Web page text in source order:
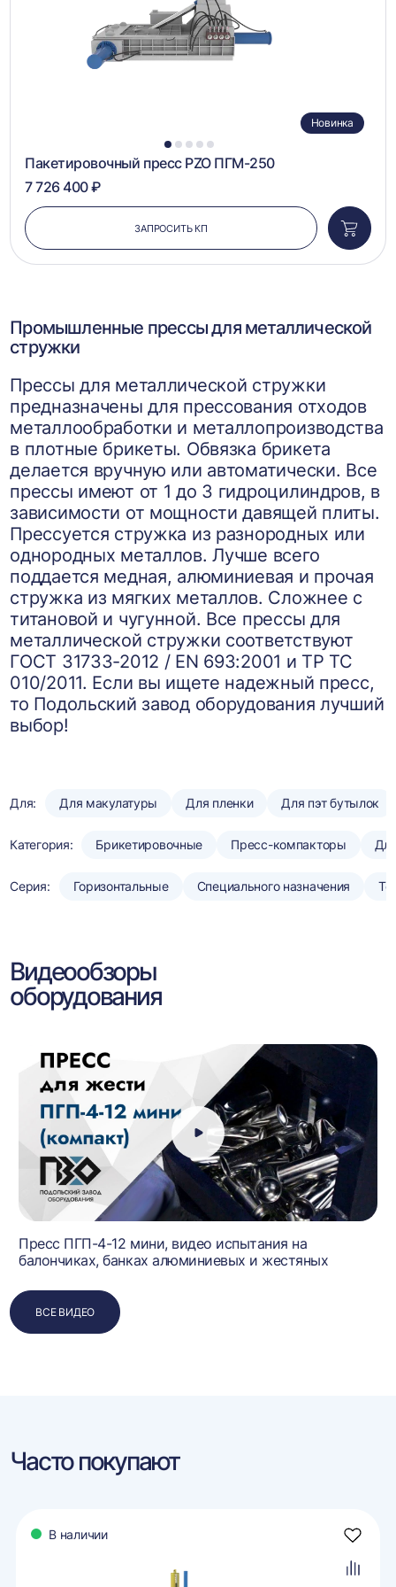
1 2 3 4 5
Новинка
Пакетировочный пресс PZO ПГМ-250
7 726 400 ₽
ЗАПРОСИТЬ КП
в
Промышленные прессы для металлической
стружки
Прессы для металлической стружки
предназначены для прессования отходов
металлообработки и металлопроизводства
в плотные брикеты. Обвязка брикета
делается вручную или автоматически. Все
прессы имеют от 1 до 3 гидроцилиндров, в
зависимости от мощности давящей плиты.
Прессуется стружка из разнородных или
однородных металлов. Лучше всего
поддается медная, алюминиевая и прочая
стружка из мягких металлов. Сложнее с
титановой и чугунной. Все прессы для
металлической стружки соответствуют
ГОСТ 31733-2012 / EN 693:2001 и ТР ТС
010/2011. Если вы ищете надежный пресс,
то Подольский завод оборудования лучший
выбор!
Для: Для макулатуры Для пленки Для пэт бутылок
Категория: Брикетировочные Пресс-компакторы
Серия: Горизонтальные Специального назначения
Видеообзоры
оборудования
Пресс ПГП-4-12 мини, видео испытания на
балончиках, банках алюминиевых и жестяных
ВСЕ ВИДЕО
Часто покупают
В наличии